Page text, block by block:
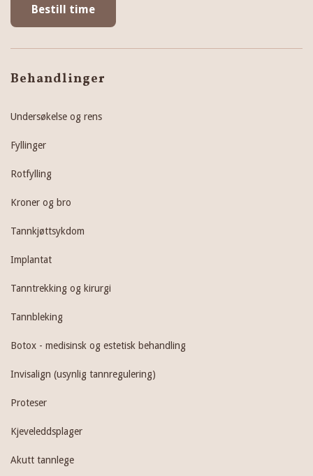
Bestill time
Behandlinger
Undersøkelse og rens
Fyllinger
Rotfylling
Kroner og bro
Tannkjøttsykdom
Implantat
Tanntrekking og kirurgi
Tannbleking
Botox - medisinsk og estetisk behandling
Invisalign (usynlig tannregulering)
Proteser
Kjeveleddsplager
Akutt tannlege